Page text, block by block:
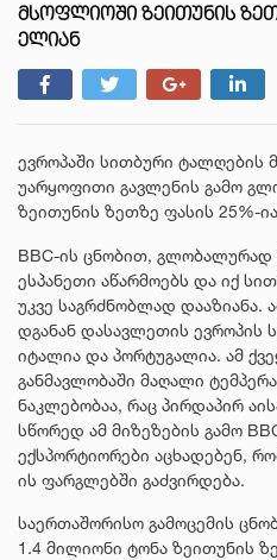
ᲛᲡᲝᲤᲚᲘᲝᲨᲘ ᲖᲔᲘᲗᲣᲜᲘᲡ
ᲔᲚᲘᲐᲜ
ევროპაში სითბური ტალღების
უარყოფითი გავლენის გამო
ზეითუნის ზეთზე ფასის 25%-
BBC-ის ცნობით, გლობალურად
ესპანეთი აწარმოებს და იქ
უკვე საგრძნობლად დააზიანა.
დგანან დასავლეთის ევროპის
იტალია და პორტუგალია. ამ
განმავლობაში მაღალი
ნაკლებობაა, რაც პირდაპირ
სწორედ ამ მიზეზების გამო
ექსპორტიორები აცხადებენ,
ის ფარგლებში გაძვირდება.
საერთაშორისო გამოცემის
1.4 მილიონი ტონა ზეითუნის